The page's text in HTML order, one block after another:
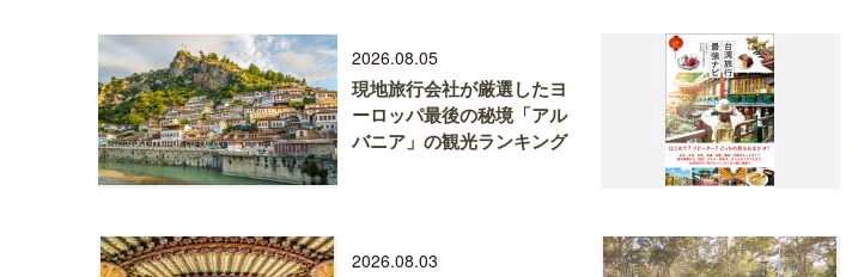
2026.08.05
現地旅行会社が厳選したヨ
ーロッパ最後の秘境「アル
バニア」の観光ランキング
2026.08.03